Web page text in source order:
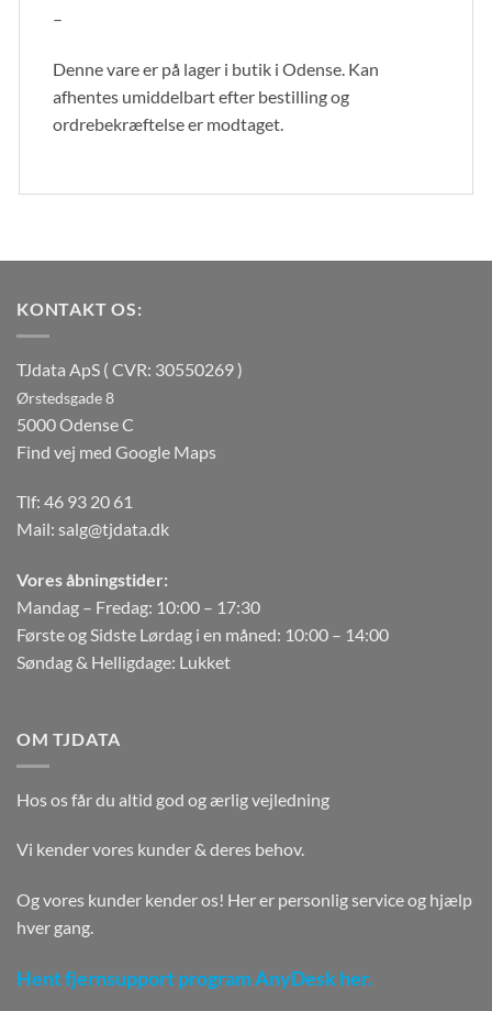
–
Denne vare er på lager i butik i Odense. Kan
afhentes umiddelbart efter bestilling og
ordrebekræftelse er modtaget.
KONTAKT OS:
TJdata ApS ( CVR: 30550269 )
Ørstedsgade 8
5000 Odense C
Find vej med Google Maps
Tlf: 46 93 20 61
Mail: salg@tjdata.dk
Vores åbningstider:
Mandag – Fredag: 10:00 – 17:30
Første og Sidste Lørdag i en måned: 10:00 – 14:00
Søndag & Helligdage: Lukket
OM TJDATA
Hos os får du altid god og ærlig vejledning
Vi kender vores kunder & deres behov.
Og vores kunder kender os! Her er personlig service og hjælp
hver gang.
Hent fjernsupport program AnyDesk her.